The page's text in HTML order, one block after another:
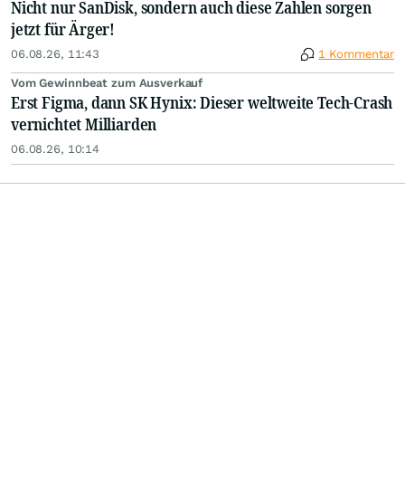
Nicht nur SanDisk, sondern auch diese Zahlen sorgen
jetzt für Ärger!
06.08.26, 11:43 1 Kommentar
Vom Gewinnbeat zum Ausverkauf
Erst Figma, dann SK Hynix: Dieser weltweite Tech-Crash
vernichtet Milliarden
06.08.26, 10:14